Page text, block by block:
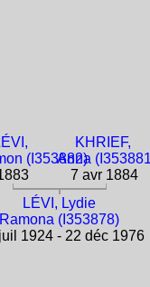
(I353882)
KHRIEF,
Anna
7 avr 1884
LÉVI, Lydie
Ramona (I353878)
1924 - 22 déc 1976